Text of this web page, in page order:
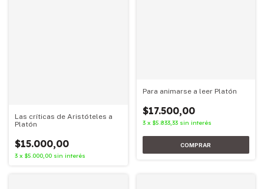
Las críticas de Aristóteles a
Platón
$15.000,00
3 x $5.000,00 sin interés
Para animarse a leer Platón
$17.500,00
3 x $5.833,33 sin interés